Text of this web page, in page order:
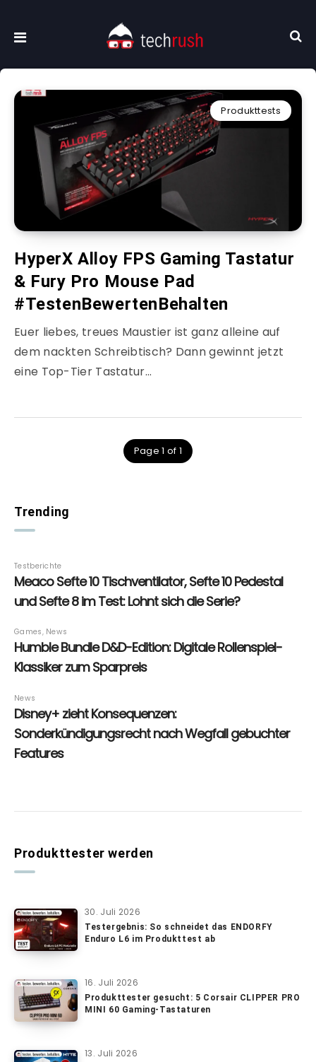
Produkttests
HyperX Alloy FPS Gaming Tastatur
& Fury Pro Mouse Pad
#TestenBewertenBehalten
Euer liebes, treues Maustier ist ganz alleine auf
dem nackten Schreibtisch? Dann gewinnt jetzt
eine Top-Tier Tastatur…
Page 1 of 1
Trending
Produkttester werden
30. Juli 2026
Testergebnis: So schneidet das ENDORFY
Enduro L6 im Produkttest ab
16. Juli 2026
Produkttester gesucht: 5 Corsair CLIPPER PRO
MINI 60 Gaming-Tastaturen
13. Juli 2026